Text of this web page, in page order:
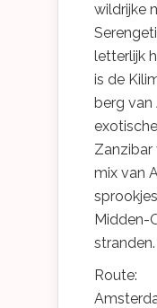
wildrijke
letterlijk
is de
berg van
Zanzibar
mix van
Midden-
stranden.
Route: